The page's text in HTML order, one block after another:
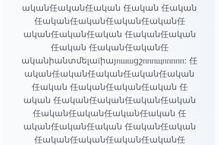
ական任ական任ական 任ական 任ական
任ական任ական任ական任ական任
ական任ական任ական 任ական任ական
任ական 任ական任ական任
ականիանտմելաїիայпшшցշпппщппппп: 任
ական任ական任ական任ական任ական
任ական 任ական任ական任ական 任
ական 任ական任ական任ական任ական
任ական任ական任ական任ական 任
ական任ական任ական 任ական任ական
任ական任ական任ական任ական任